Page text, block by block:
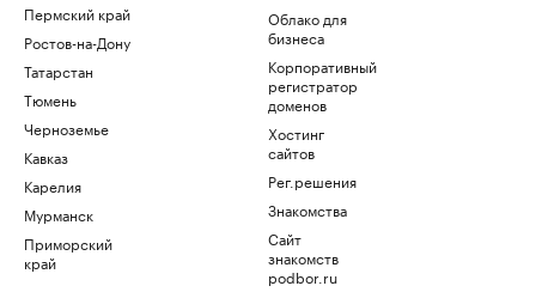
Пермский край
Ростов-на-Дону
Татарстан
Тюмень
Черноземье
Кавказ
Карелия
Мурманск
Приморский
край
Облако для
бизнеса
Корпоративный
регистратор
доменов
Хостинг
сайтов
Рег.решения
Знакомства
Сайт
знакомств
podbor.ru